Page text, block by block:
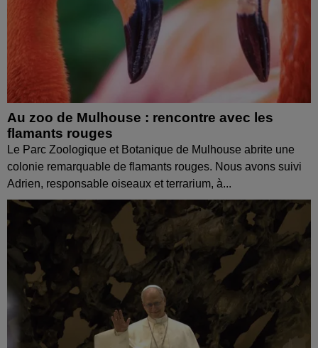
Au zoo de Mulhouse : rencontre avec les
flamants rouges
Le Parc Zoologique et Botanique de Mulhouse abrite une
colonie remarquable de flamants rouges. Nous avons suivi
Adrien, responsable oiseaux et terrarium, à...